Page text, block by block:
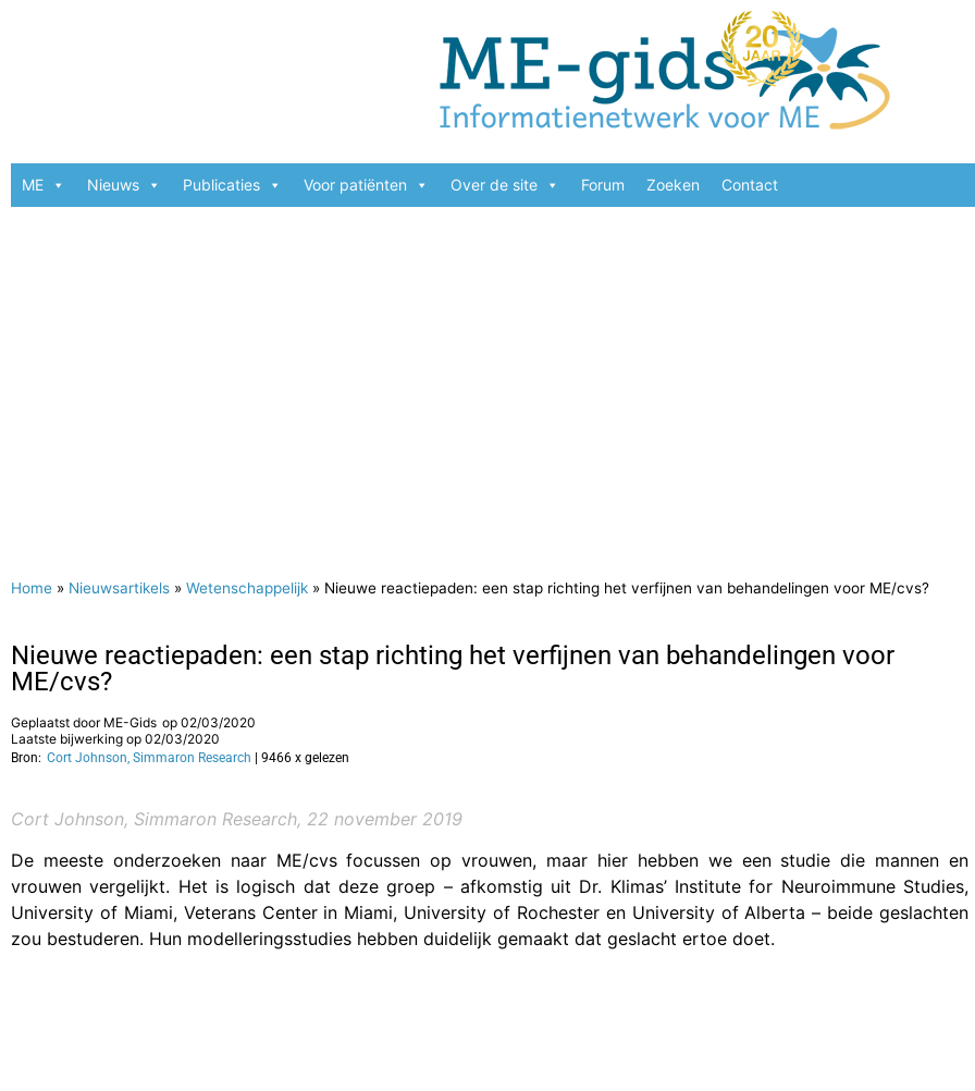
ME Nieuws Publicaties Voor patiënten Over de site Forum Zoeken Contact
Home » Nieuwsartikels » Wetenschappelijk » Nieuwe reactiepaden: een stap richting het verfijnen van behandelingen voor ME/cvs?
Nieuwe reactiepaden: een stap richting het verfijnen van behandelingen voor
ME/cvs?
Geplaatst door ME-Gids op 02/03/2020
Laatste bijwerking op 02/03/2020
Bron: Cort Johnson, Simmaron Research | 9466 x gelezen
Cort Johnson, Simmaron Research, 22 november 2019
De meeste onderzoeken naar ME/cvs focussen op vrouwen, maar hier hebben we een studie die mannen en
vrouwen vergelijkt. Het is logisch dat deze groep – afkomstig uit Dr. Klimas’ Institute for Neuroimmune Studies,
University of Miami, Veterans Center in Miami, University of Rochester en University of Alberta – beide geslachten
zou bestuderen. Hun modelleringsstudies hebben duidelijk gemaakt dat geslacht ertoe doet.